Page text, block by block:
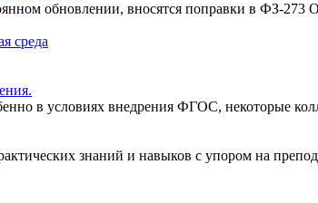
обновлении, вносятся поправки в ФЗ-
среда
в условиях внедрения ФГОС, некоторые
знаний и навыков с упором на